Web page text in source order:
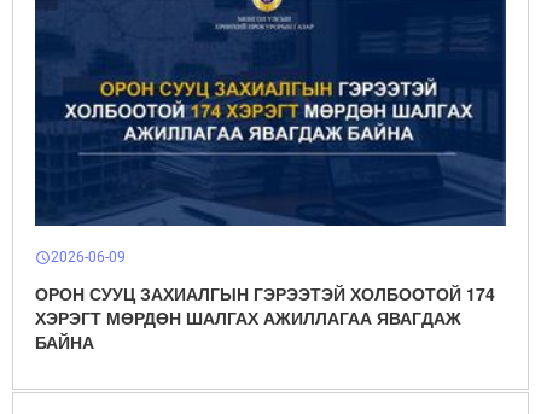
schedule2026-06-09
ОРОН СУУЦ ЗАХИАЛГЫН ГЭРЭЭТЭЙ ХОЛБООТОЙ 174
ХЭРЭГТ МӨРДӨН ШАЛГАХ АЖИЛЛАГАА ЯВАГДАЖ
БАЙНА